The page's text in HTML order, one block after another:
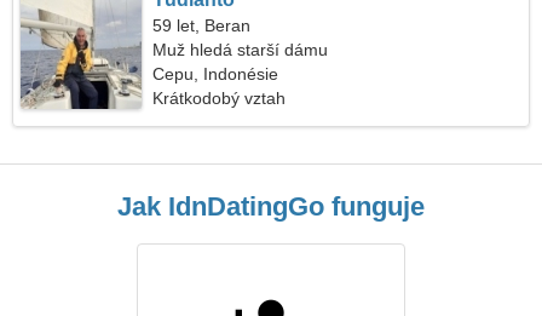
59 let, Beran
Muž hledá starší dámu
Cepu, Indonésie
Krátkodobý vztah
Jak IdnDatingGo funguje